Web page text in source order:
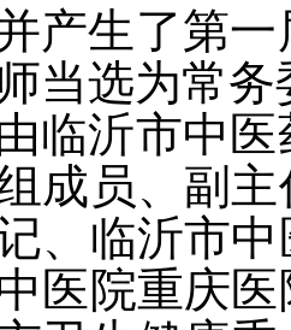
产生了第
当选为常务
临沂市中
成员、副
、临沂市
医院重庆